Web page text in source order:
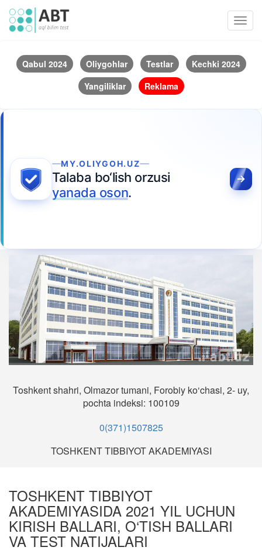
Qabul 2024 Oliygohlar Testlar
Kechki 2024
Yangiliklar
Reklama
MY.OLIYGOH.UZ
Talaba bo‘lish orzusi
yanada oson.
Toshkent shahri, Olmazor tumani, Forobiy ko‘chasi, 2- uy,
pochta indeksi: 100109
0(371)1507825
TOSHKENT TIBBIYOT AKADEMIYASI
TOSHKENT TIBBIYOT
AKADEMIYASIDA 2021 YIL UCHUN
KIRISH BALLARI, O‘TISH BALLARI
VA TEST NATIJALARI